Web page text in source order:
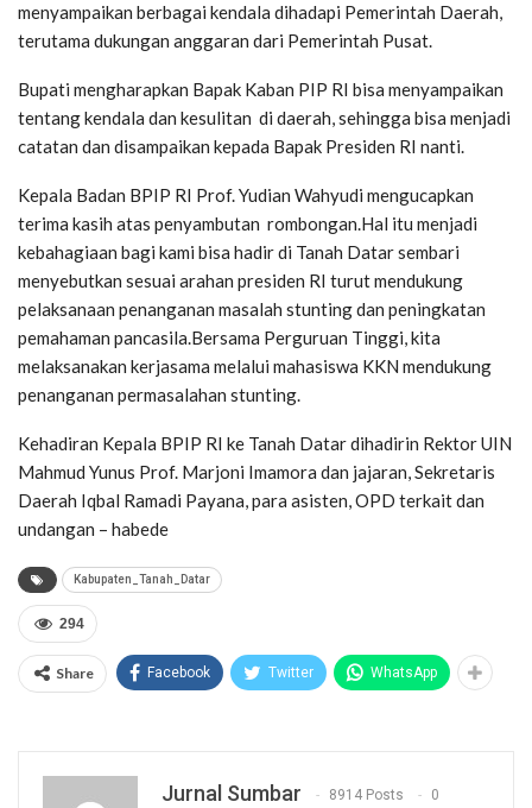
menyampaikan berbagai kendala dihadapi Pemerintah Daerah,
terutama dukungan anggaran dari Pemerintah Pusat.
Bupati mengharapkan Bapak Kaban PIP RI bisa menyampaikan
tentang kendala dan kesulitan di daerah, sehingga bisa menjadi
catatan dan disampaikan kepada Bapak Presiden RI nanti.
Kepala Badan BPIP RI Prof. Yudian Wahyudi mengucapkan
terima kasih atas penyambutan rombongan.Hal itu menjadi
kebahagiaan bagi kami bisa hadir di Tanah Datar sembari
menyebutkan sesuai arahan presiden RI turut mendukung
pelaksanaan penanganan masalah stunting dan peningkatan
pemahaman pancasila.Bersama Perguruan Tinggi, kita
melaksanakan kerjasama melalui mahasiswa KKN mendukung
penanganan permasalahan stunting.
Kehadiran Kepala BPIP RI ke Tanah Datar dihadirin Rektor UIN
Mahmud Yunus Prof. Marjoni Imamora dan jajaran, Sekretaris
Daerah Iqbal Ramadi Payana, para asisten, OPD terkait dan
undangan – habede
Kabupaten_Tanah_Datar
294
Share Facebook Twitter WhatsApp
Jurnal Sumbar 8914 Posts 0